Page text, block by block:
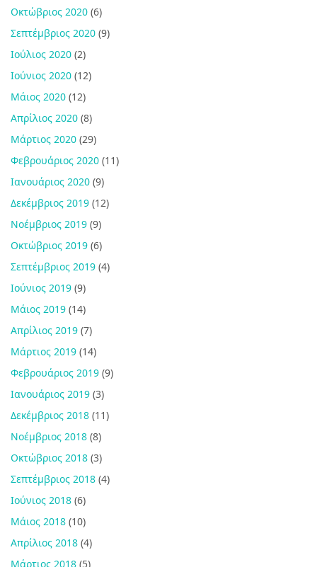
Οκτώβριος 2020 (6)
Σεπτέμβριος 2020 (9)
Ιούλιος 2020 (2)
Ιούνιος 2020 (12)
Μάιος 2020 (12)
Απρίλιος 2020 (8)
Μάρτιος 2020 (29)
Φεβρουάριος 2020 (11)
Ιανουάριος 2020 (9)
Δεκέμβριος 2019 (12)
Νοέμβριος 2019 (9)
Οκτώβριος 2019 (6)
Σεπτέμβριος 2019 (4)
Ιούνιος 2019 (9)
Μάιος 2019 (14)
Απρίλιος 2019 (7)
Μάρτιος 2019 (14)
Φεβρουάριος 2019 (9)
Ιανουάριος 2019 (3)
Δεκέμβριος 2018 (11)
Νοέμβριος 2018 (8)
Οκτώβριος 2018 (3)
Σεπτέμβριος 2018 (4)
Ιούνιος 2018 (6)
Μάιος 2018 (10)
Απρίλιος 2018 (4)
Μάρτιος 2018 (5)